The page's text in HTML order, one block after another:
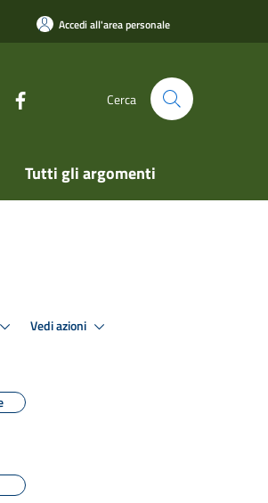
Accedi all'area personale
Cerca
Tutti gli argomenti
Vedi azioni